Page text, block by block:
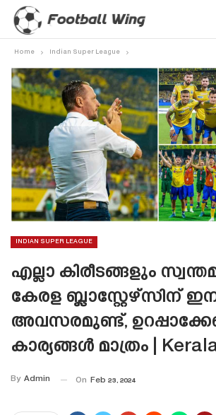
Home Indian Super League
INDIAN SUPER LEAGUE
എല്ലാ കിരീടങ്ങളും
കേരള ബ്ലാസ്റ്റേഴ്‌സിന്
അവസരമുണ്ട്,
കാര്യങ്ങൾ മാത്രം |
By Admin On Feb 23, 2024